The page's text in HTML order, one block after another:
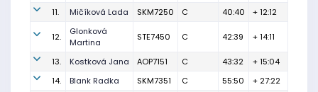
11. Mičíková Lada SKM7250 C 40:40 + 12:12
12.
Glonková
Martina
STE7450 C 42:39 + 14:11
13. Kostková Jana AOP7151 C 43:32
+ 15:04
14.
Blank Radka SKM7351 C 55:50 + 27:22